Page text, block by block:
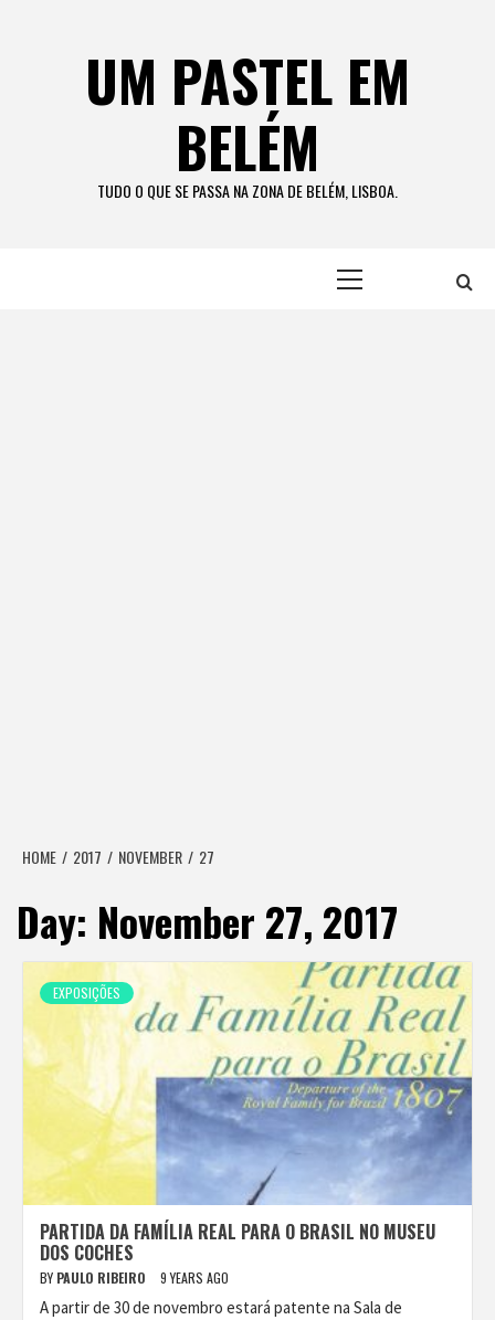
UM PASTEL EM
BELÉM
TUDO O QUE SE PASSA NA ZONA DE BELÉM, LISBOA.
HOME 2017 NOVEMBER 27
Day: November 27, 2017
EXPOSIÇÕES
PARTIDA DA FAMÍLIA REAL PARA O BRASIL NO MUSEU
DOS COCHES
BY PAULO RIBEIRO 9 YEARS AGO
A partir de 30 de novembro estará patente na Sala de